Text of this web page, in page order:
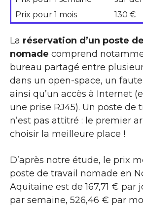
Prix pour 1 mois
130 €
La réservation d’un poste
nomade comprend
bureau partagé entre
dans un open-space, un
ainsi qu’un accès à Internet
une prise RJ45). Un poste de
n’est pas attitré : le premier
choisir la meilleure place !
D’après notre étude, le prix
poste de travail nomade en
Aquitaine est de 167,71 € par
par semaine, 526,46 € par